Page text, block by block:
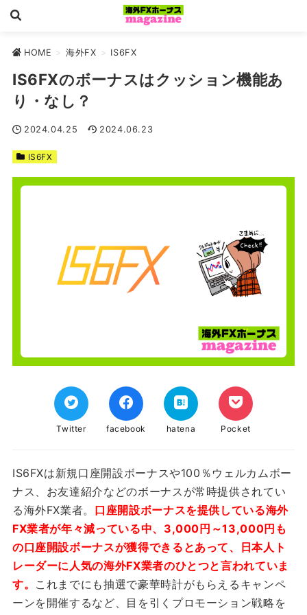
HOME > 海外FX > IS6FX
IS6FXのボーナスはクッション機能あ
り・なし？
2024.04.25 2024.06.23
IS6FX
Twitter facebook hatena Pocket
IS6FXは新規口座開設ボーナスや100％ウェルカムボー
ナス、お友達紹介などのボーナスが常時提供されてい
る海外FX業者。 口座開設ボーナスを提供している海外
FX業者が年々減っている中、3,000円～13,000円も
の口座開設ボーナスが獲得できるとあって、日本人ト
レーダーに人気の海外FX業者のひとつと言われていま
す。 これまでにも抽選で豪華時計がもらえるキャンペ
ーンを開催するなど、目を引くプロモーション戦略を